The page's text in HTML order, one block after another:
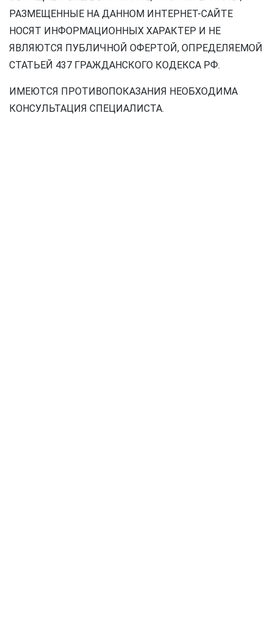
РАЗМЕЩЕННЫЕ НА ДАННОМ ИНТЕРНЕТ-САЙТЕ
НОСЯТ ИНФОРМАЦИОННЫХ ХАРАКТЕР И НЕ
ЯВЛЯЮТСЯ ПУБЛИЧНОЙ ОФЕРТОЙ, ОПРЕДЕЛЯЕМОЙ
СТАТЬЕЙ 437 ГРАЖДАНСКОГО КОДЕКСА РФ.
ИМЕЮТСЯ ПРОТИВОПОКАЗАНИЯ НЕОБХОДИМА
КОНСУЛЬТАЦИЯ СПЕЦИАЛИСТА.